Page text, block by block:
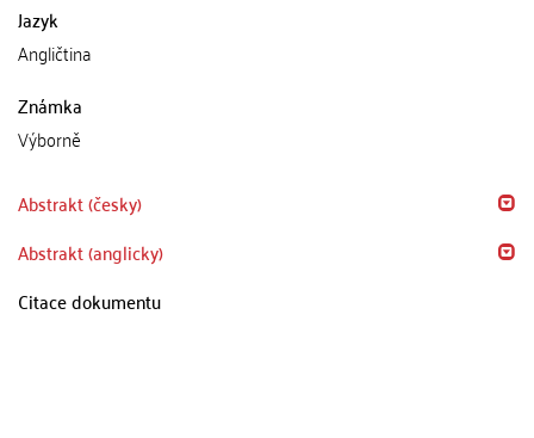
Jazyk
Angličtina
Známka
Výborně
Abstrakt (česky)
Abstrakt (anglicky)
Citace dokumentu